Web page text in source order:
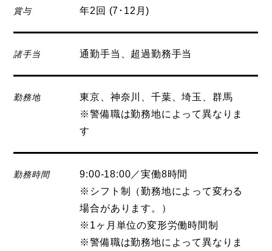
賞与 年2回 (7･12月)
諸手当 通勤手当、超過勤務手当
勤務地
東京、神奈川、千葉、埼玉、群馬
※警備職は勤務地によって異なりま
す
勤務時間
9:00-18:00／実働8時間
※シフト制（勤務地によって変わる
場合があります。）
※1ヶ月単位の変形労働時間制
※警備職は勤務地によって異なりま